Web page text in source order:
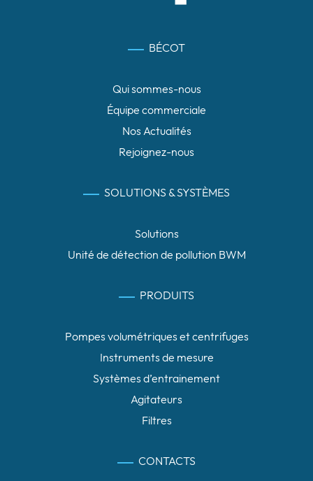
BÉCOT
Qui sommes-nous
Équipe commerciale
Nos Actualités
Rejoignez-nous
SOLUTIONS & SYSTÈMES
Solutions
Unité de détection de pollution BWM
PRODUITS
Pompes volumétriques et centrifuges
Instruments de mesure
Systèmes d’entrainement
Agitateurs
Filtres
CONTACTS